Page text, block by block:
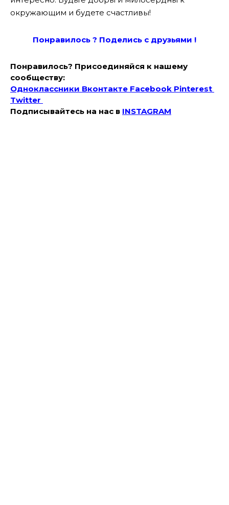
окружающим и будете счастливы!
Понравилось ? Поделись с друзьями !
Понравилось? Присоединяйся к нашему
сообществу:
Одноклассники Вконтакте Facebook Pinterest
Twitter
Подписывайтесь на наc в INSTAGRAM